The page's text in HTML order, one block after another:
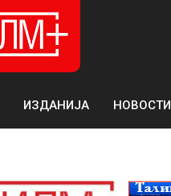
ИЗДАНИЈА НОВОСТИ